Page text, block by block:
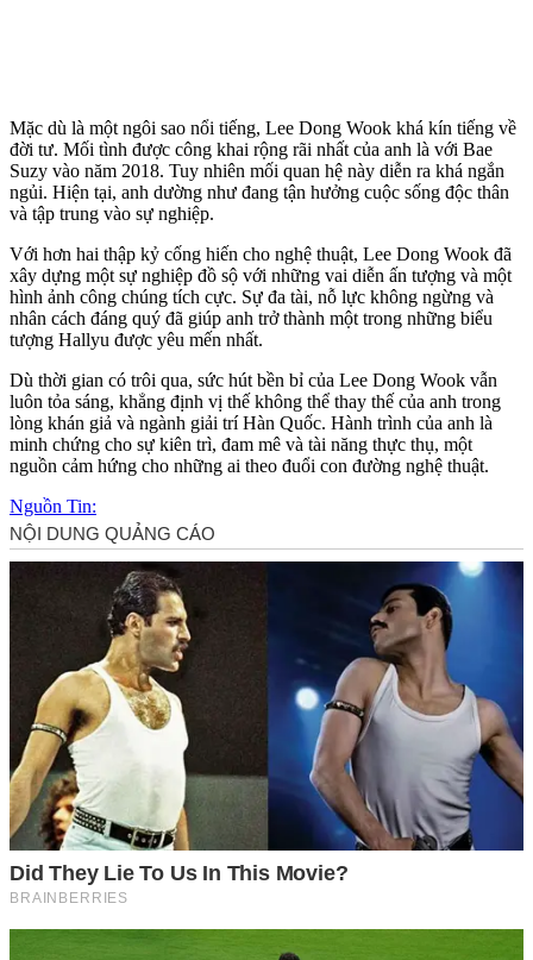
Mặc dù là một ngôi sao nổi tiếng, Lee Dong Wook khá kín tiếng về
đời tư. Mối tình được công khai rộng rãi nhất của anh là với Bae
Suzy vào năm 2018. Tuy nhiên mối quan hệ này diễn ra khá ngắn
ngủi. Hiện tại, anh dường như đang tận hưởng cuộc sống độc thân
và tập trung vào sự nghiệp.
Với hơn hai thập kỷ cống hiến cho nghệ thuật, Lee Dong Wook đã
xây dựng một sự nghiệp đồ sộ với những vai diễn ấn tượng và một
hình ảnh công chúng tích cực. Sự đa tài, nỗ lực không ngừng và
nhân cách đáng quý đã giúp anh trở thành một trong những biểu
tượng Hallyu được yêu mến nhất.
Dù thời gian có trôi qua, sức hút bền bỉ của Lee Dong Wook vẫn
luôn tỏa sáng, khẳng định vị thế không thể thay thế của anh trong
lòng khán giả và ngành giải trí Hàn Quốc. Hành trình của anh là
minh chứng cho sự kiên trì, đam mê và tài năng thực thụ, một
nguồn cảm hứng cho những ai theo đuổi con đường nghệ thuật.
Nguồn Tin: